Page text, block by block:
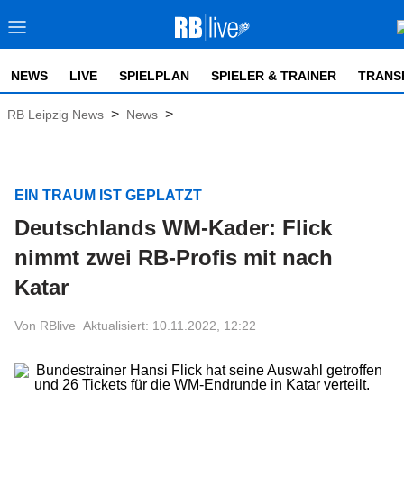
NEWS LIVE SPIELPLAN SPIELER & TRAINER
RB Leipzig News > News >
EIN TRAUM IST GEPLATZT
Deutschlands WM-Kader: Flick
nimmt zwei RB-Profis mit nach
Katar
Von RBlive Aktualisiert: 10.11.2022, 12:22